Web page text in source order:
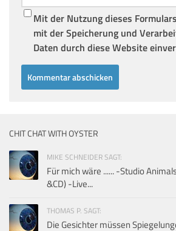
Mit der Nutzung dieses
mit der Speicherung und
Daten durch diese Website
CHIT CHAT WITH OYSTER
MIKE SCHNEIDER SAGT:
Für mich wäre ...... -Studio
&CD) -Live...
THOMAS P. SAGT:
Die Gesichter müssen